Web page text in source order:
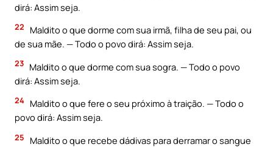
dirá: Assim seja.
22
Maldito o que dorme com sua irmã, filha de seu pai, ou
de sua mãe. — Todo o povo dirá: Assim seja.
23 Maldito o que dorme com sua sogra. — Todo o povo
dirá: Assim seja.
24 Maldito o que fere o seu próximo à traição. — Todo o
povo dirá: Assim seja.
25
Maldito o que recebe dádivas para derramar o sangue